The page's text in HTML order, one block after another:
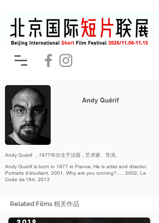
Andy Guérif
Andy Guérif ，1977年出生于法国，艺术家、导演。
Andy Guérif is born in 1977 in France. He is artist and director.
Portraits d’étudiant, 2001, Why are you running?... , 2002, Le
Code de l’Art, 2013
Related Films 相关作品